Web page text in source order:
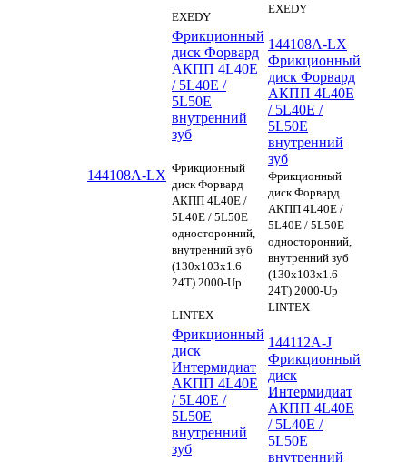
EXEDY
EXEDY
144108A-LX
Фрикционный
диск Форвард
АКПП 4L40E
/ 5L40E /
5L50E
внутренний
зуб
Фрикционный
диск Форвард
АКПП 4L40E /
5L40E / 5L50E
односторонний,
внутренний зуб
(130х103х1.6
24Т) 2000-Up
LINTEX
144108A-LX
Фрикционный
диск Форвард
АКПП 4L40E
/ 5L40E /
5L50E
внутренний
зуб
Фрикционный
диск Форвард
АКПП 4L40E /
5L40E / 5L50E
односторонний,
внутренний зуб
(130х103х1.6
24Т) 2000-Up
LINTEX
Фрикционный
диск
Интермидиат
АКПП 4L40E
/ 5L40E /
5L50E
внутренний
зуб
144112A-J
Фрикционный
диск
Интермидиат
АКПП 4L40E
/ 5L40E /
5L50E
внутренний